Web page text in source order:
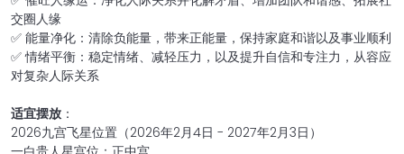
交圈人缘
✅ 能量净化：清除负能量，带来正能量，保持家庭和谐以及事业顺利
✅ 情绪平衡：稳定情绪、减轻压力，以及提升自信和专注力，从容应
对复杂人际关系
适宜摆放 ：
2026九宫飞星位置（2026年2月4日 - 2027年2月3日）